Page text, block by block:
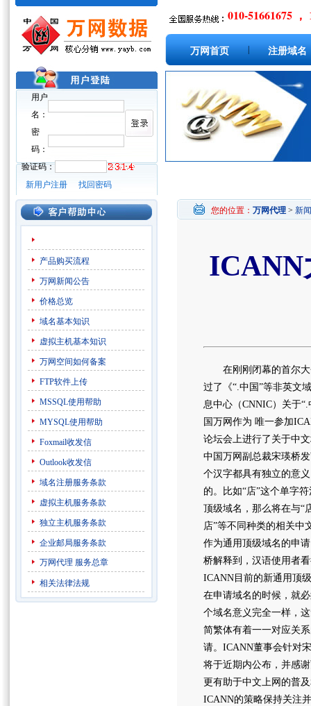
用户
名：
密
码：
验证码：
新用户注册
找回密码
010-51661675 ，
万网首页 注册域名
产品购买流程
万网新闻公告
价格总览
域名基本知识
虚拟主机基本知识
万网空间如何备案
FTP软件上传
MSSQL使用帮助
MYSQL使用帮助
Foxmail收发信
Outlook收发信
域名注册服务条款
虚拟主机服务条款
独立主机服务条款
企业邮局服务条款
万网代理 服务总章
相关法律法规
您的位置： 万网代理 > 新
ICANN
在刚刚闭幕的首尔大
过了《“.中国”等非英文
息中心（CNNIC）关于
国万网作为 唯一参加
论坛会上进行了关于中
中国万网副总裁宋瑛桥
个汉字都具有独立的意
的。比如“店”这个单字
顶级域名，那么将在与“
店”等不同种类的相关中
作为通用顶级域名的申
桥解释到，汉语使用者
ICANN目前的新通用顶
在申请域名的时候，就
个域名意义完全一样，
简繁体有着一一对应关
请。ICANN董事会针对
将于近期内公布，并感
更有助于中文上网的普
ICANN的策略保持关注